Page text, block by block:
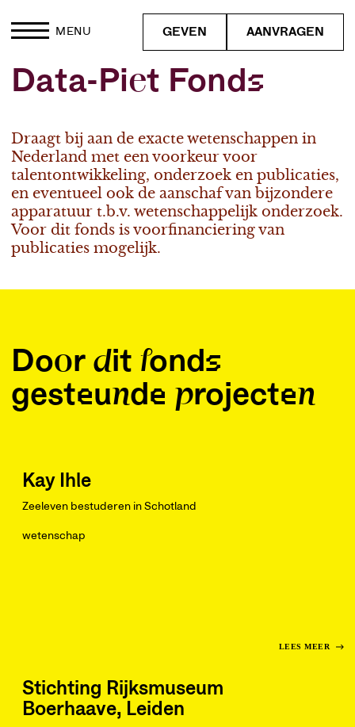
GEVEN AANVRAGEN
MENU
Data-Piet Fonds
Draagt bij aan de exacte wetenschappen in
Nederland met een voorkeur voor
talentontwikkeling, onderzoek en publicaties,
en eventueel ook de aanschaf van bijzondere
apparatuur t.b.v. wetenschappelijk onderzoek.
Voor dit fonds is voorfinanciering van
publicaties mogelijk.
Door dit fonds
gesteunde projecten
Kay Ihle
Zeeleven bestuderen in Schotland
wetenschap
LEES MEER
Stichting Rijksmuseum
Boerhaave, Leiden